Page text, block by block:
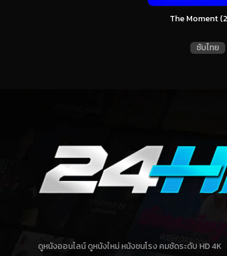
The Moment
ซับไทย
ดูหนังออนไลน์ ดูหนังใหม่ หนังชนโรง คมชัดระดับ HD 4K